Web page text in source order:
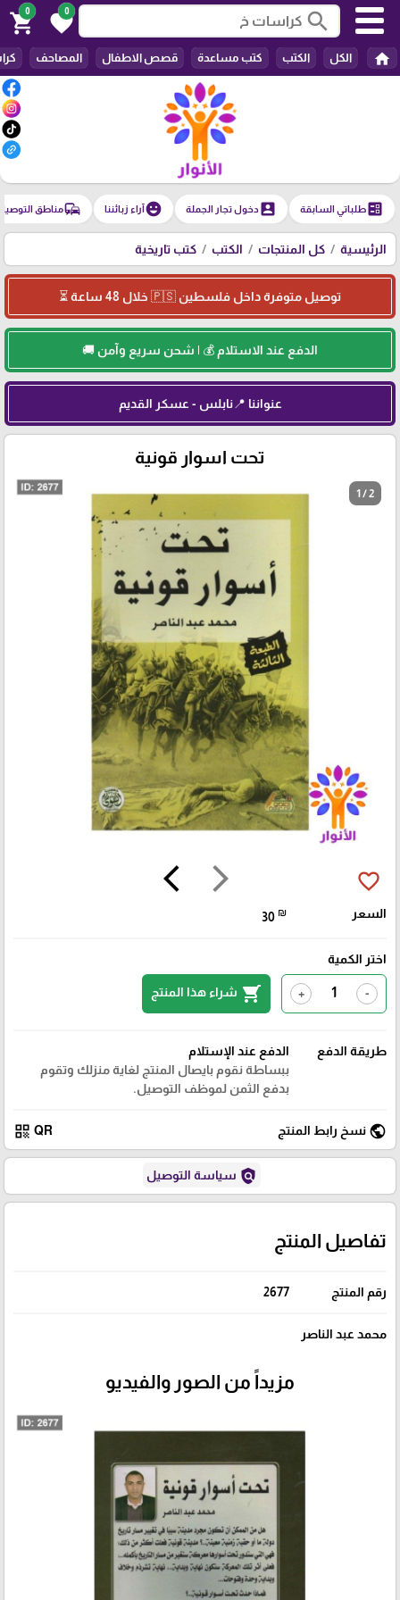
search
0
favorite
0
shopping_cart
home الكل الكتب كتب مساعدة قصص الاطفال المصاحف
ballotطلباتي السابقة account_boxدخول تجار الجملة emoji_emotionsآراء زبائننا commuteمناطق
الرئيسية كل المنتجات الكتب كتب تاريخية
توصيل متوفرة داخل فلسطين 🇵🇸 خلال 48 ساعة ⏳
الدفع عند الاستلام 💰 | شحن سريع وآمن 🚚
عنواننا 📍نابلس - عسكر القديم
تحت اسوار قونية
1 / 2
arrow_forward_ios
arrow_back_ios favorite_border
السعر 30 ₪
اختر الكمية
-
+
shopping_cart شراء هذا المنتج
طريقة الدفع
الدفع عند الإستلام
ببساطة نقوم بايصال المنتج لغاية منزلك وتقوم
بدفع الثمن لموظف التوصيل.
public نسخ رابط المنتج QR
qr_code
policy سياسة التوصيل
تفاصيل المنتج
رقم المنتج 2677
محمد عبد الناصر
مزيداً من الصور والفيديو